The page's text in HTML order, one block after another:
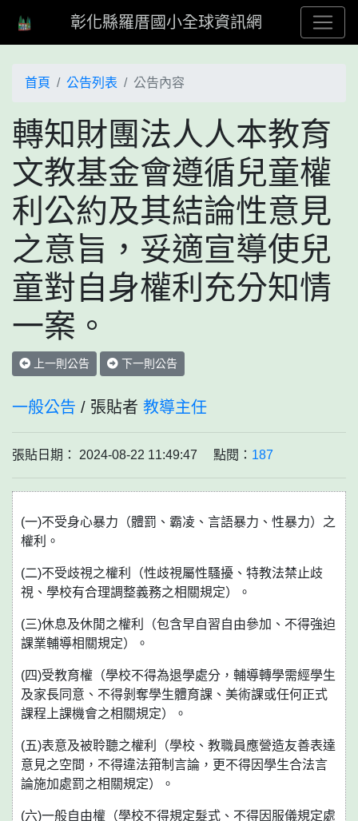
彰化縣羅厝國小全球資訊網
首頁 公告列表 公告內容
轉知財團法人人本教育
文教基金會遵循兒童權
利公約及其結論性意見
之意旨，妥適宣導使兒
童對自身權利充分知情
一案。
上一則公告 下一則公告
一般公告 / 張貼者 教導主任
張貼日期： 2024-08-22 11:49:47 點閱： 187
(一)不受身心暴力（體罰、霸凌、言語暴力、性暴力）之
權利。
(二)不受歧視之權利（性歧視屬性騷擾、特教法禁止歧
視、學校有合理調整義務之相關規定）。
(三)休息及休閒之權利（包含早自習自由參加、不得強迫
課業輔導相關規定）。
(四)受教育權（學校不得為退學處分，輔導轉學需經學生
及家長同意、不得剝奪學生體育課、美術課或任何正式
課程上課機會之相關規定）。
(五)表意及被聆聽之權利（學校、教職員應營造友善表達
意見之空間，不得違法箝制言論，更不得因學生合法言
論施加處罰之相關規定）。
(六)一般自由權（學校不得規定髮式、不得因服儀規定處